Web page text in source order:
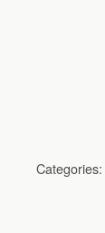
Categories: